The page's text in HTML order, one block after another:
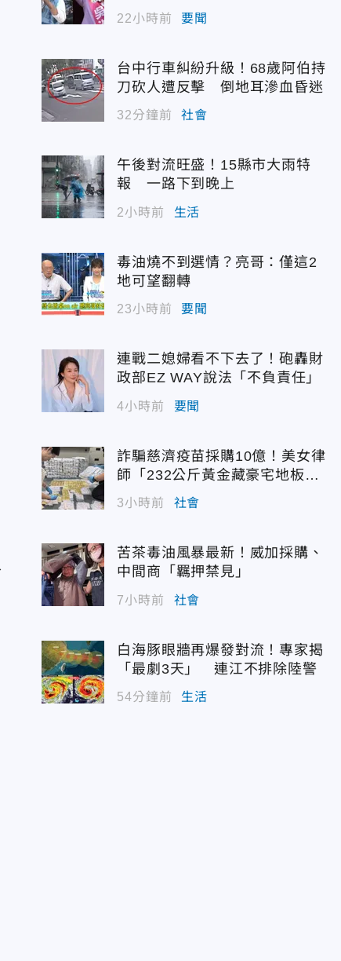
百分點
22小時前 要聞
台中行車糾紛升級！68歲阿伯持
刀砍人遭反擊 倒地耳滲血昏迷
32分鐘前 社會
午後對流旺盛！15縣市大雨特
報 一路下到晚上
2小時前 生活
毒油燒不到選情？亮哥：僅這2
地可望翻轉
23小時前 要聞
連戰二媳婦看不下去了！砲轟財
政部EZ WAY說法「不負責任」
4小時前 要聞
詐騙慈濟疫苗採購10億！美女律
師「232公斤黃金藏豪宅地板
下」
3小時前 社會
苦茶毒油風暴最新！威加採購、
中間商「羈押禁見」
7小時前 社會
白海豚眼牆再爆發對流！專家揭
「最劇3天」 連江不排除陸警
54分鐘前 生活